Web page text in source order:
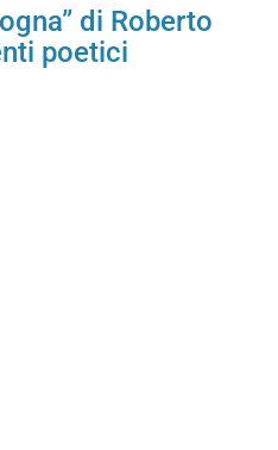
di Roberto
poetici